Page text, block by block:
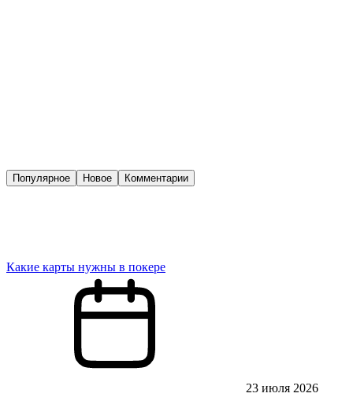
Популярное Новое Комментарии
Какие карты нужны в покере
23 июля 2026